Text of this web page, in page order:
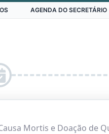
AGENDA DO SECRETÁRIO
Mortis e Doação de